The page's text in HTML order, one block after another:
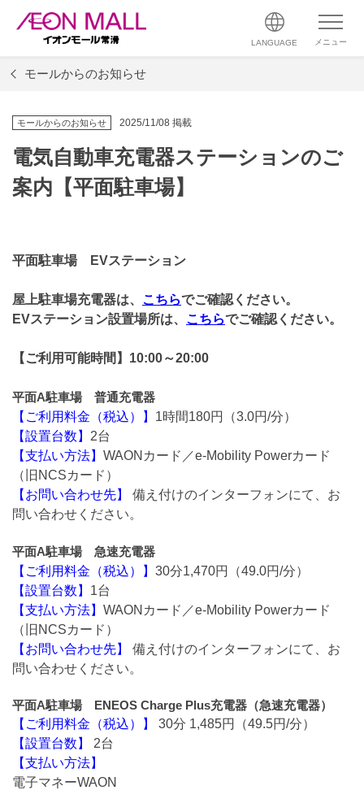
LANGUAGE メニュー
モールからのお知らせ
モールからのお知らせ 2025/11/08 掲載
電気自動車充電器ステーションのご
案内【平面駐車場】
平面駐車場 EVステーション
屋上駐車場充電器は、 こちらでご確認ください。
EVステーション設置場所は、 こちらでご確認ください。
【ご利用可能時間】10:00～20:00
平面A駐車場 普通充電器
【ご利用料金（税込）】 1時間180円（3.0円/分）
【設置台数】 2台
【支払い方法】 WAONカード／e-Mobility Powerカード
（旧NCSカード）
【お問い合わせ先】
備え付けのインターフォンにて、お
問い合わせください。
平面A駐車場 急速充電器
【ご利用料金（税込）】 30分1,470円（49.0円/分）
【設置台数】 1台
【支払い方法】 WAONカード／e-Mobility Powerカード
（旧NCSカード）
【お問い合わせ先】
備え付けのインターフォンにて、お
問い合わせください。
平面A駐車場 ENEOS Charge Plus充電器（急速充電器）
【ご利用料金（税込）】
30分 1,485円（49.5円/分）
【設置台数】
2台
【支払い方法】
電子マネーWAON